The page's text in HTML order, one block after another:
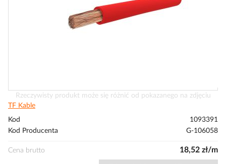
Przejdź
na
początek
Rzeczywisty produkt może się różnić od pokazanego na zdjęciu
TF Kable
Kod
1093391
Kod Producenta
G-106058
Cena brutto 18,52 zł/m